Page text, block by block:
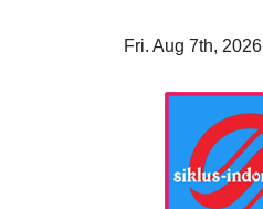
Fri. Aug 7th, 2026